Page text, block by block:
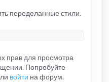
переделанные стили.
прав для просмотра
Попробуйте
войти на форум.